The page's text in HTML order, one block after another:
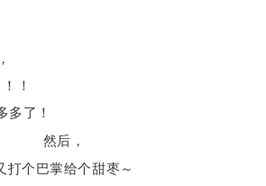
！
多了！
然后，
打个巴掌给个甜枣～